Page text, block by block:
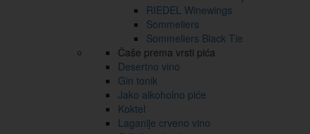
RIEDEL Winewings
Sommeliers
Sommeliers Black Tie
Čaše prema vrsti pića
Desertno vino
Gin tonik
Jako alkoholno piće
Koktel
Laganije crveno vino